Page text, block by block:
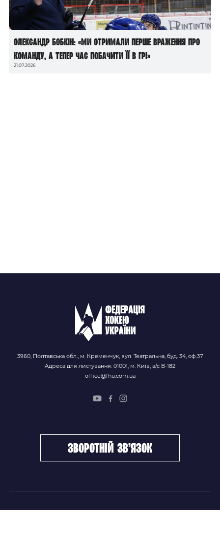
Олександр Бобкін: «Ми отримали перше враження про
команду, а тепер час побачити її в грі»
21.07.2026
3960, Полтавська обл., м. Кременчук, вул. Театральна, буд. 34, оф.37
Адреса для листування: 01001, м. Київ, а/с В-182
office@fhu.com.ua
зворотній зв’язок